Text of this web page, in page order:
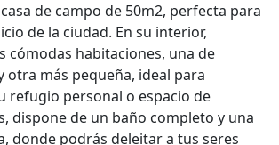
de campo de 50m2, perfecta para
de la ciudad. En su interior,
cómodas habitaciones, una de
otra más pequeña, ideal para
refugio personal o espacio de
dispone de un baño completo y una
donde podrás deleitar a tus seres